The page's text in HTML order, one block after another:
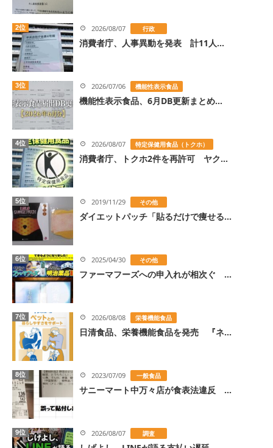
2位 2026/08/07 行政
消費者庁、人事異動を発表 計11人...
3位 2026/07/06 機能性表示食品
機能性表示食品、6月DB更新まとめ...
4位 2026/08/07 特定保健用食品（トクホ）
消費者庁、トクホ2件を再許可 ヤク...
5位 2019/11/29 その他
ダイエットパッチ「貼るだけで痩せる...
6位 2025/04/30 その他
ファーマフーズへの申入れが相次ぐ ...
7位 2026/08/08 栄養機能食品
日清食品、栄養機能食品を発売 『ネ...
8位 2023/07/09 一般食品
サニーマート中万々店が食表法違反 ...
9位 2026/08/07 調査